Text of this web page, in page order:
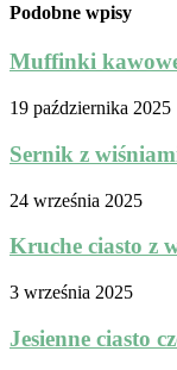
Podobne wpisy
Muffinki
19 października 2025
Sernik z
24 września 2025
Kruche ciasto z
3 września 2025
Jesienne ciasto